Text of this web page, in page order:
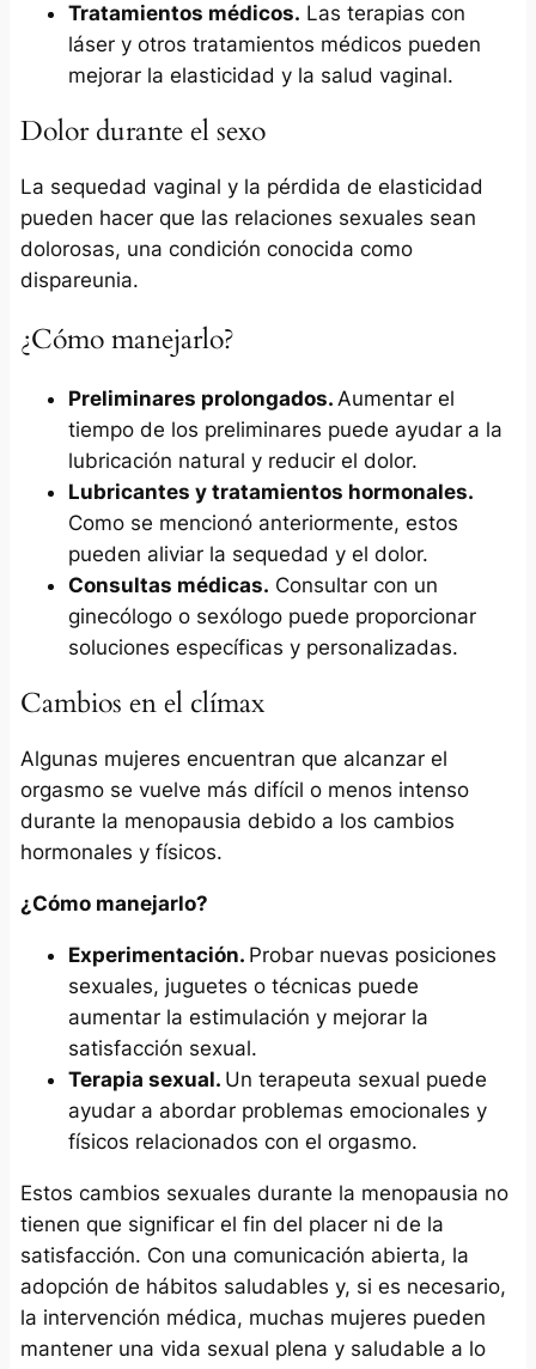
Tratamientos médicos. Las terapias con
láser y otros tratamientos médicos pueden
mejorar la elasticidad y la salud vaginal.
Dolor durante el sexo
La sequedad vaginal y la pérdida de elasticidad
pueden hacer que las relaciones sexuales sean
dolorosas, una condición conocida como
dispareunia.
¿Cómo manejarlo?
Preliminares prolongados. Aumentar el
tiempo de los preliminares puede ayudar a la
lubricación natural y reducir el dolor.
Lubricantes y tratamientos hormonales.
Como se mencionó anteriormente, estos
pueden aliviar la sequedad y el dolor.
Consultas médicas. Consultar con un
ginecólogo o sexólogo puede proporcionar
soluciones específicas y personalizadas.
Cambios en el clímax
Algunas mujeres encuentran que alcanzar el
orgasmo se vuelve más difícil o menos intenso
durante la menopausia debido a los cambios
hormonales y físicos.
¿Cómo manejarlo?
Experimentación. Probar nuevas posiciones
sexuales, juguetes o técnicas puede
aumentar la estimulación y mejorar la
satisfacción sexual.
Terapia sexual. Un terapeuta sexual puede
ayudar a abordar problemas emocionales y
físicos relacionados con el orgasmo.
Estos cambios sexuales durante la menopausia no
tienen que significar el fin del placer ni de la
satisfacción. Con una comunicación abierta, la
adopción de hábitos saludables y, si es necesario,
la intervención médica, muchas mujeres pueden
mantener una vida sexual plena y saludable a lo